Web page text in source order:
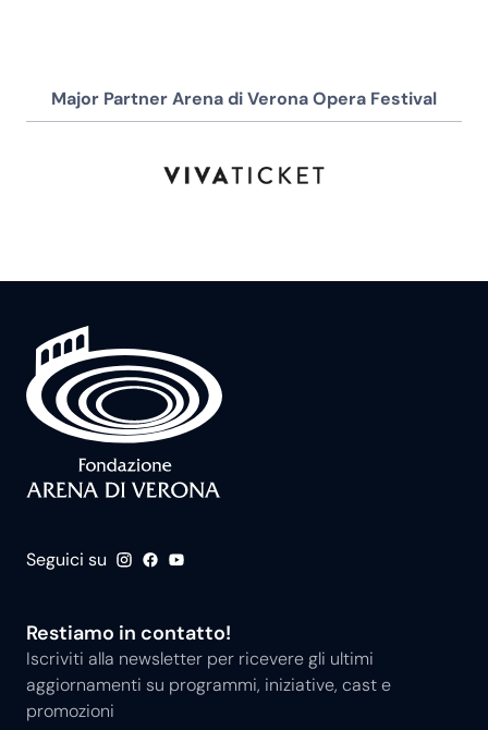
Major Partner Arena di Verona Opera Festival
Seguici su
Restiamo in contatto!
Iscriviti alla newsletter per ricevere gli ultimi
aggiornamenti su programmi, iniziative, cast e
promozioni